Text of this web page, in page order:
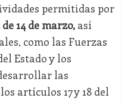
permitidas por
14 de marzo,así
como las Fuerzas
Estado y los
las
artículos 17 y 18 del